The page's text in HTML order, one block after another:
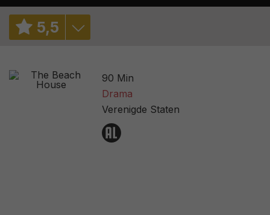
5,5
6,5/ 2972
25%
2,6
90 Min
Drama
Verenigde Staten